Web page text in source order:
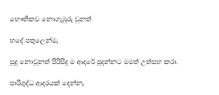
භෞතිකව නොගැඹුරු වුනත්
හදේ පතුලෙන්ම,
සුදු නොවුනත් පිරිසිදු ම ආදරේ පුදන්නට මමත් උත්සහ කරා.
පාරිශුද්ධ ආදරයක් දෙන්න,